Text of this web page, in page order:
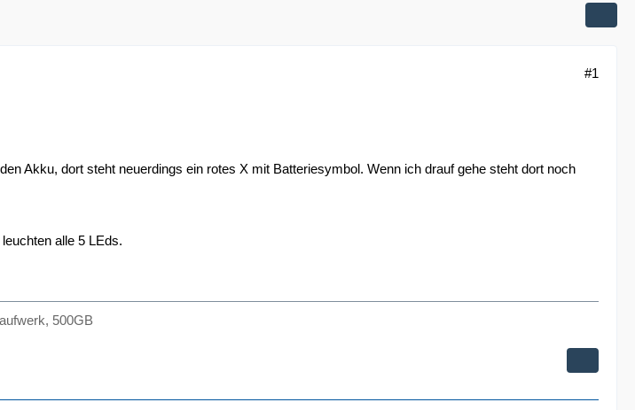
#1
Akku, dort steht neuerdings ein rotes X mit Batteriesymbol. Wenn ich drauf gehe steht dort noch
alle 5 LEds.
500GB